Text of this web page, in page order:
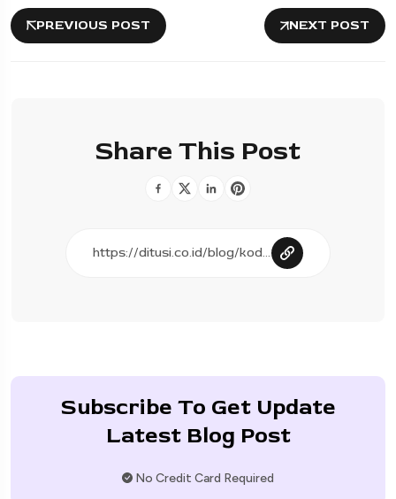
PREVIOUS POST NEXT POST
Share This Post
Subscribe To Get Update
Latest Blog Post
No Credit Card Required